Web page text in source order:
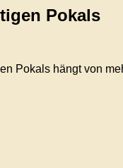
Pokals
Pokals hängt von